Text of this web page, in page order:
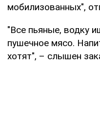
мобилизованных",
"Все пьяные, водку
пушечное мясо.
хотят", – слышен